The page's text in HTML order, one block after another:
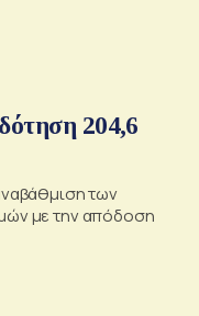
204,6
των
με την απόδοση